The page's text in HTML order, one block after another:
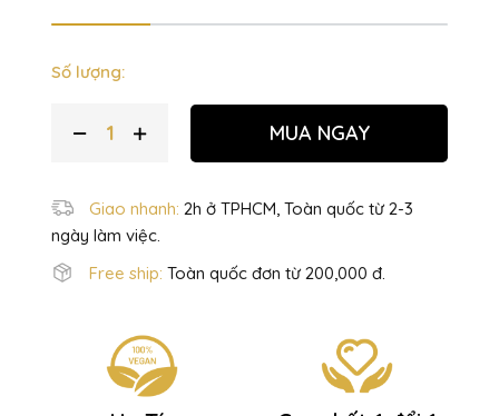
Số lượng:
MUA NGAY
Giao nhanh: 2h ở TPHCM, Toàn quốc từ 2-3
ngày làm việc.
Free ship: Toàn quốc đơn từ 200,000 đ.